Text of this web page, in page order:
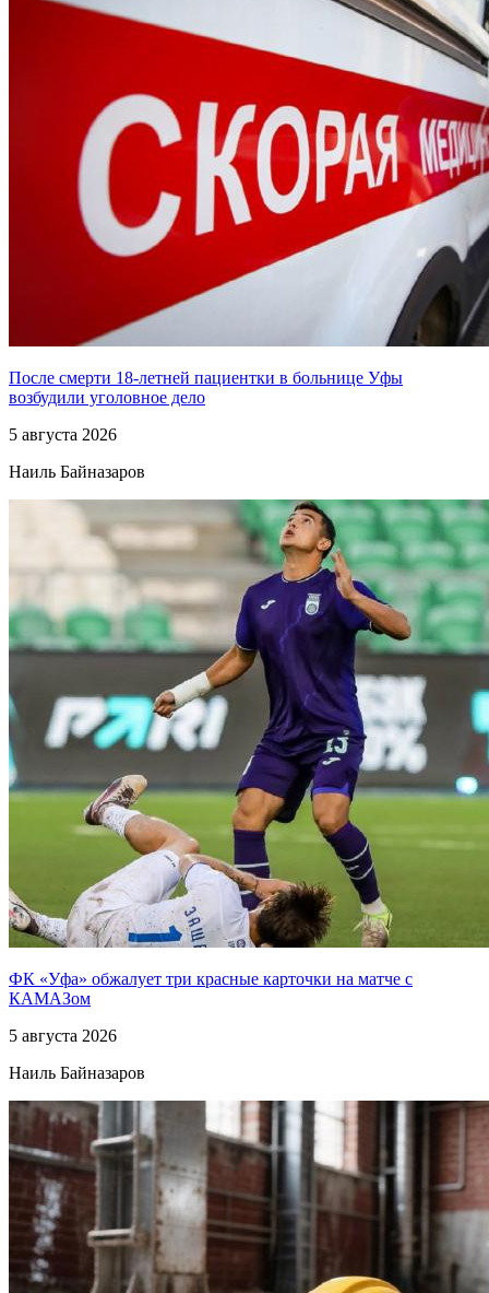
После смерти 18-летней пациентки в больнице Уфы
возбудили уголовное дело
5 августа 2026
Наиль Байназаров
ФК «Уфа» обжалует три красные карточки на матче с
КАМАЗом
5 августа 2026
Наиль Байназаров